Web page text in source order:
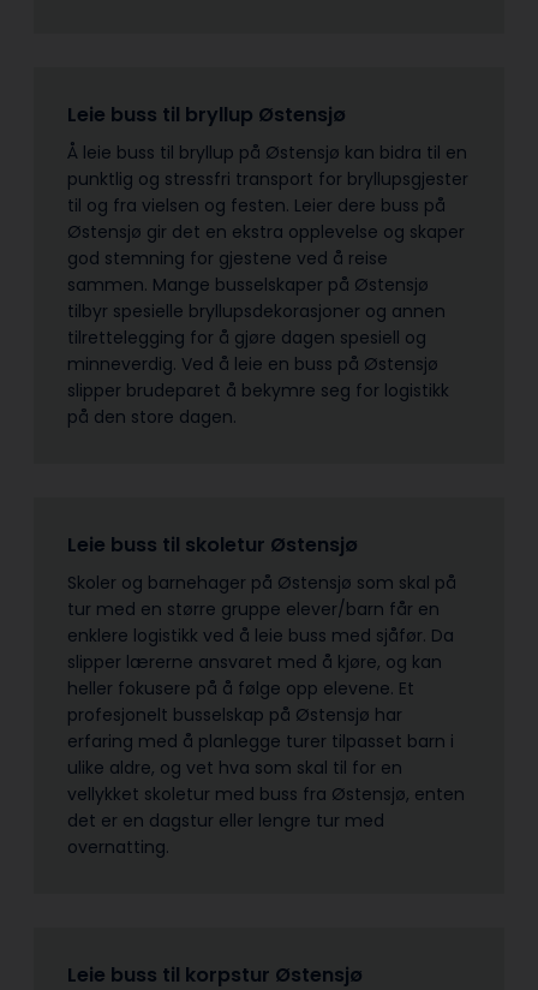
Leie buss til bryllup Østensjø
Å leie buss til bryllup på Østensjø kan bidra til en
punktlig og stressfri transport for bryllupsgjester
til og fra vielsen og festen. Leier dere buss på
Østensjø gir det en ekstra opplevelse og skaper
god stemning for gjestene ved å reise
sammen. Mange busselskaper på Østensjø
tilbyr spesielle bryllupsdekorasjoner og annen
tilrettelegging for å gjøre dagen spesiell og
minneverdig. Ved å leie en buss på Østensjø
slipper brudeparet å bekymre seg for logistikk
på den store dagen.
Leie buss til skoletur Østensjø
Skoler og barnehager på Østensjø som skal på
tur med en større gruppe elever/barn får en
enklere logistikk ved å leie buss med sjåfør. Da
slipper lærerne ansvaret med å kjøre, og kan
heller fokusere på å følge opp elevene. Et
profesjonelt busselskap på Østensjø har
erfaring med å planlegge turer tilpasset barn i
ulike aldre, og vet hva som skal til for en
vellykket skoletur med buss fra Østensjø, enten
det er en dagstur eller lengre tur med
overnatting.
Leie buss til korpstur Østensjø